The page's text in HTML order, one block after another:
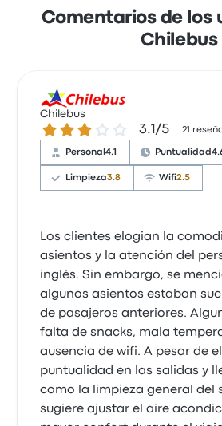
Comentarios de los
Chilebus
Chilebus
3.1 de 5 estrellas 3.1/5 21
Personal4.1 Puntualidad
Limpieza3.8 Wifi2.5
Los clientes elogian la
asientos y la atención del
inglés. Sin embargo, se
algunos asientos estaban
de pasajeros anteriores.
falta de snacks, mala
ausencia de wifi. A pesar de
puntualidad en las salidas y
como la limpieza general del
sugiere ajustar el aire